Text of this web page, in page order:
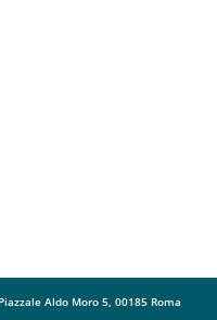
Aldo Moro 5, 00185 Roma